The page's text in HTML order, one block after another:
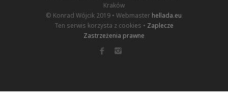
Kraków
© Konrad Wójcik 2019 • Webmaster hellada.eu
Ten serwis korzysta z cookies • Zaplecze
Zastrzeżenia prawne